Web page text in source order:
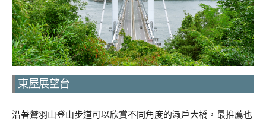
東屋展望台
沿著鷲羽山登山步道可以欣賞不同角度的瀨戶大橋，最推薦也